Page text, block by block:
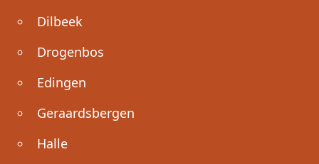
Dilbeek
Drogenbos
Edingen
Geraardsbergen
Halle